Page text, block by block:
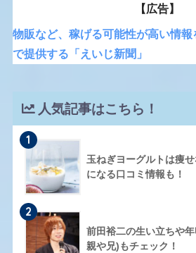
【広告】
物販など、稼げる可能性が高い情
で提供する「えいじ新聞」
人気記事はこちら！
1
玉ねぎヨーグルトは痩
になる口コミ情報も！
2
前田裕二の生い立ちや
親や兄)もチェック！